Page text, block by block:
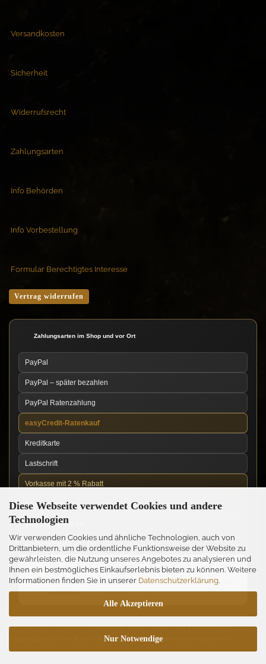
Diese Webseite verwendet Cookies und andere
Technologien
Wir verwenden Cookies und ähnliche Technologien, auch von
Drittanbietern, um die ordentliche Funktionsweise der Website zu
gewährleisten, die Nutzung unseres Angebotes zu analysieren und
Ihnen ein bestmögliches Einkaufserlebnis bieten zu können. Weitere
Informationen finden Sie in unserer Datenschutzerklärung.
Alle Akzeptieren
Nur Notwendige
Versandkosten
Sicherheit
Widerrufsrecht
Zahlungsarten
Info Behörden
Info Vorbestellung
Formular Berechtigtes Interesse
Vertrag widerrufen
Zahlungsarten im Shop und vor Ort
PayPal
PayPal – später bezahlen
PayPal Ratenzahlung
easyCredit-Ratenkauf
Kreditkarte
Lastschrift
Vorkasse mit 2 % Rabatt
Nachnahme
Barzahlung vor Ort
Kartenzahlung vor Ort
News über unseren WhatsApp-Kanal
Neue Messer, Angebote und Neuigkeiten direkt über WhatsApp
erhalten.
Die tatsächlich verfügbaren Zahlungsarten werden während des Bestellvorgangs
angezeigt und können je nach Warenkorb und Zahlungsdienstleister abweichen.